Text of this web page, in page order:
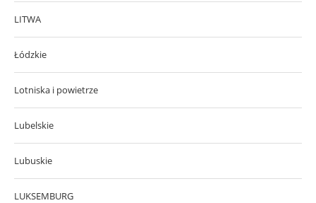
LITWA
Łódzkie
Lotniska i powietrze
Lubelskie
Lubuskie
LUKSEMBURG